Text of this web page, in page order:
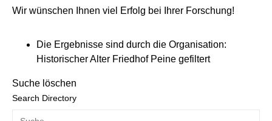
Wir wünschen Ihnen viel Erfolg bei Ihrer Forschung!
Die Ergebnisse sind durch die Organisation:
Historischer Alter Friedhof Peine gefiltert
Suche löschen
Search Directory